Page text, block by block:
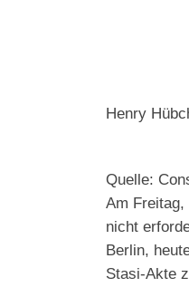
Henry
Quelle:
Am Freitag,
nicht
Berlin,
Stasi-Akte